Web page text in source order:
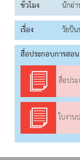
ชั่วโมง
นักอ่
เรื่อง
วัยปั่
สื่อประกอบการสอน
สื่อปร
ใบงาน